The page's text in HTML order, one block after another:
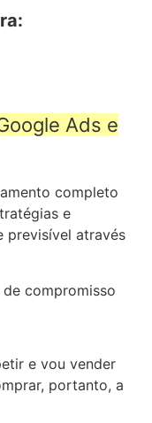
Ads e
completo
e
previsível através
compromisso
e vou vender
portanto, a